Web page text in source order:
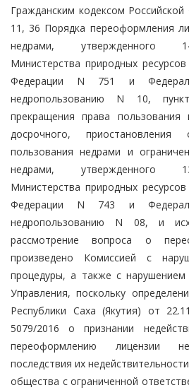
Гражданским кодексом
11, 36 Порядка переоформления
недрами, утвержденного
Министерства природных
Федерации N 751 и
недропользованию N 10,
прекращения права
досрочного, приостановления
пользования недрами и
недрами, утвержденного
Министерства природных
Федерации N 743 и
недропользованию N 08, и
рассмотрение вопроса о
произведено Комиссией с
процедуры, а также с нарушением
Управления, поскольку
Республики Саха (Якутия) от
5079/2016 о признании
переоформлению лицензии
последствия их
общества с ограниченной